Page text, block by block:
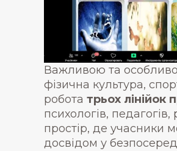
Важливою та
фізична культура,
робота трьох лінійок
психологів,
простір, де учасники
досвідом у